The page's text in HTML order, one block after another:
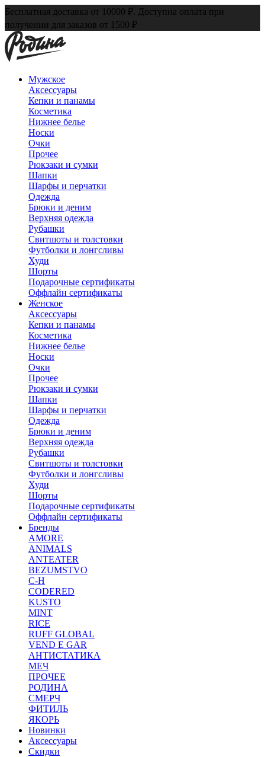
Бесплатная доставка от 10000 ₽. Доступна оплата при
получении для заказов от 1500 ₽
Мужское
Аксессуары
Кепки и панамы
Косметика
Нижнее белье
Носки
Очки
Прочее
Рюкзаки и сумки
Шапки
Шарфы и перчатки
Одежда
Брюки и деним
Верхняя одежда
Рубашки
Свитшоты и толстовки
Футболки и лонгсливы
Худи
Шорты
Подарочные сертификаты
Оффлайн сертификаты
Женское
Аксессуары
Кепки и панамы
Косметика
Нижнее белье
Носки
Очки
Прочее
Рюкзаки и сумки
Шапки
Шарфы и перчатки
Одежда
Брюки и деним
Верхняя одежда
Рубашки
Свитшоты и толстовки
Футболки и лонгсливы
Худи
Шорты
Подарочные сертификаты
Оффлайн сертификаты
Бренды
AMORE
ANIMALS
ANTEATER
BEZUMSTVO
C-H
CODERED
KUSTO
MINT
RICE
RUFF GLOBAL
VEND E GAR
АНТИСТАТИКА
МЕЧ
ПРОЧЕЕ
РОДИНА
СМЕРЧ
ФИТИЛЬ
ЯКОРЬ
Новинки
Аксессуары
Скидки